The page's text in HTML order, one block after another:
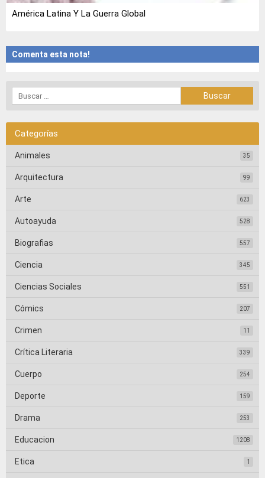
América Latina Y La Guerra Global
Comenta esta nota!
Categorías
Animales 35
Arquitectura 99
Arte 623
Autoayuda 528
Biografias 557
Ciencia 345
Ciencias Sociales 551
Cómics 207
Crimen 11
Crítica Literaria 339
Cuerpo 254
Deporte 159
Drama 253
Educacion 1208
Etica 1